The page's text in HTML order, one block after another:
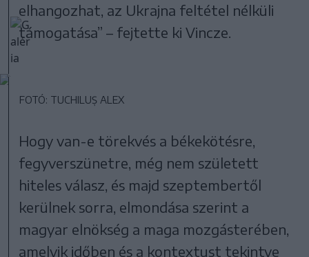
elhangozhat, az Ukrajna feltétel nélküli
támogatása” – fejtette ki Vincze.
FOTÓ: TUCHILUȘ ALEX
Hogy van-e törekvés a békekötésre,
fegyverszünetre, még nem született
hiteles válasz, és majd szeptembertől
kerülnek sorra, elmondása szerint a
magyar elnökség a maga mozgásterében,
amelyik időben és a kontextust tekintve